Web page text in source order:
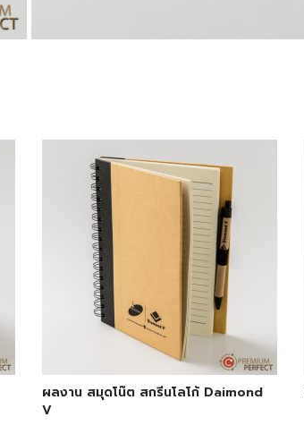
ผลงาน สมุดโน๊ต สกรีนโลโก้ Daimond
V